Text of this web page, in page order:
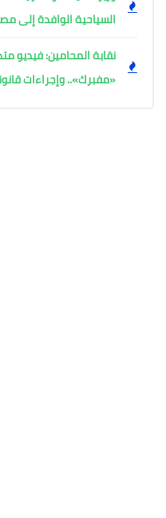
السياحية الوافدة إلى
نقابة المحامين: فيديو
«مفبرك».. وإجراءات